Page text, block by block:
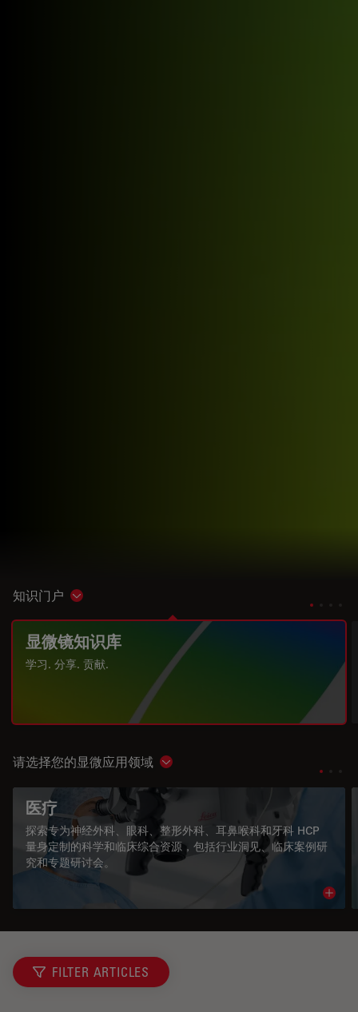
知识门户 Show subnavigation
显微镜知识库
学习. 分享. 贡献.
请选择您的显微应用领域 Show subnavigation
医疗
探索专为神经外科、眼科、整形外科、耳鼻喉科和牙科 HCP
量身定制的科学和临床综合资源，包括行业洞见、临床案例研
究和专题研讨会。
FILTER ARTICLES